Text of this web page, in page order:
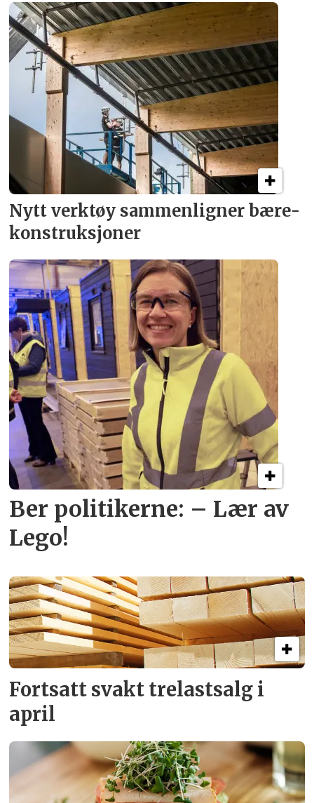
Nytt verktøy sammenligner bære­
konstruksjoner
Ber politikerne: – Lær av
Lego!
Fortsatt svakt trelastsalg i
april